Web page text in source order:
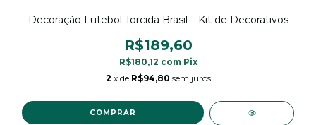
Decoração Futebol Torcida Brasil – Kit de Decorativos
R$189,60
R$180,12 com Pix
2 x de R$94,80 sem juros